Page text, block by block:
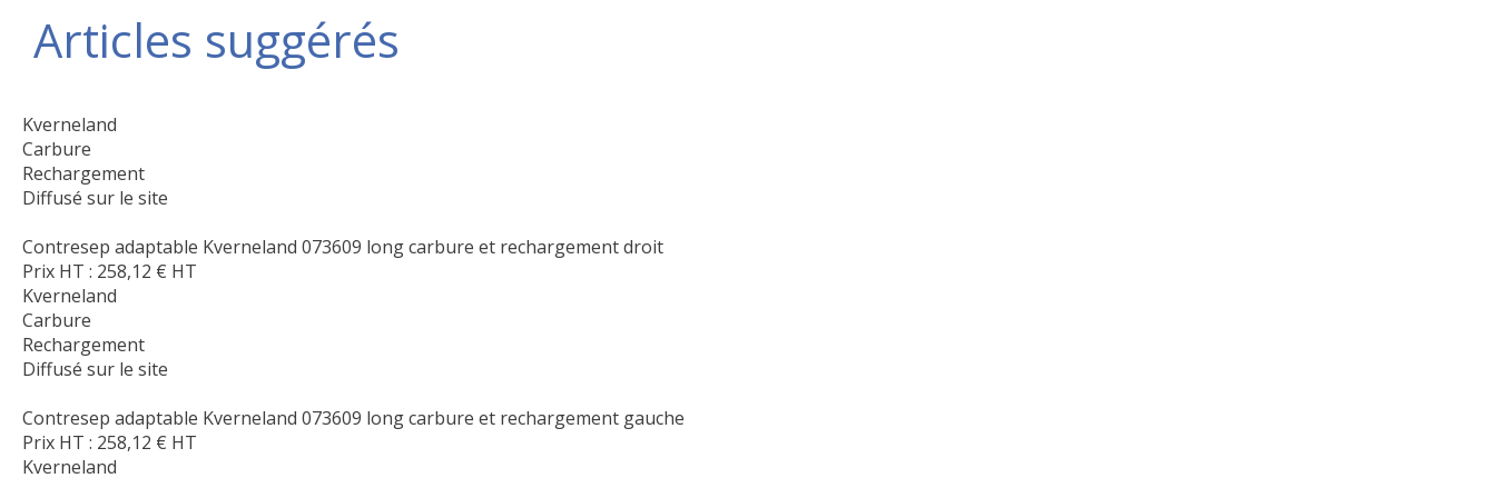
Articles suggérés
Kverneland
Carbure
Rechargement
Diffusé sur le site
Contresep adaptable Kverneland 073609 long carbure et rechargement droit
Prix HT : 258,12 € HT
Kverneland
Carbure
Rechargement
Diffusé sur le site
Contresep adaptable Kverneland 073609 long carbure et rechargement gauche
Prix HT : 258,12 € HT
Kverneland